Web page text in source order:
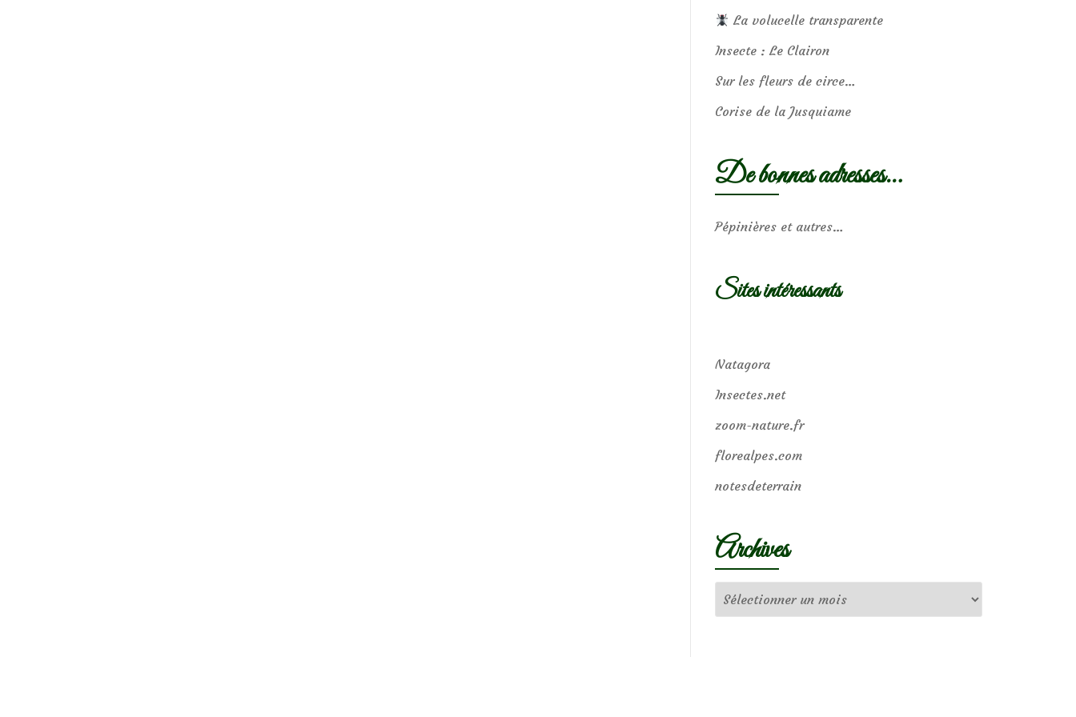
La volucelle transparente
Insecte : Le Clairon
Sur les fleurs de circe…
Corise de la Jusquiame
De bonnes adresses…
Pépinières et autres…
Sites intéressants
Natagora
Insectes.net
zoom-nature.fr
florealpes.com
notesdeterrain
Archives
Archives